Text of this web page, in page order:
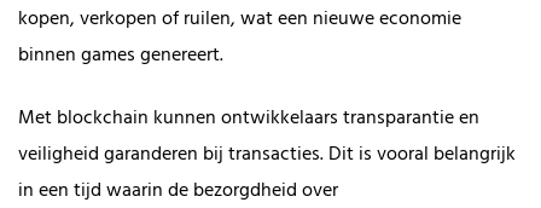
kopen, verkopen of ruilen, wat een nieuwe economie
binnen games genereert.
Met blockchain kunnen ontwikkelaars transparantie en
veiligheid garanderen bij transacties. Dit is vooral belangrijk
in een tijd waarin de bezorgdheid over